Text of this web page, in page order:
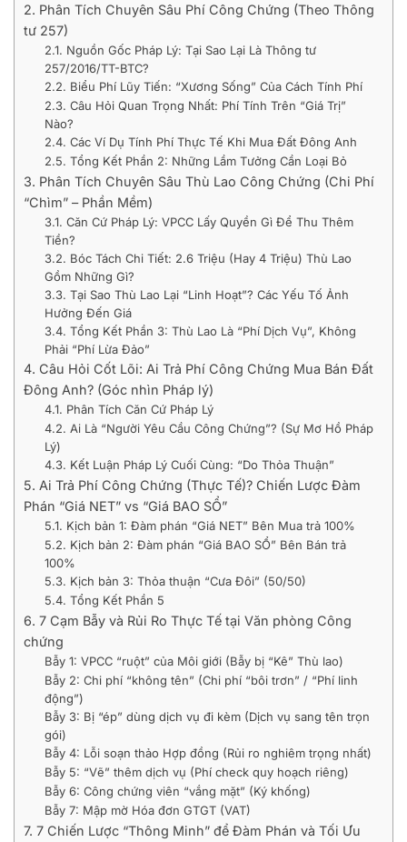
2. Phân Tích Chuyên Sâu Phí Công Chứng (Theo Thông
tư 257)
2.1. Nguồn Gốc Pháp Lý: Tại Sao Lại Là Thông tư
257/2016/TT-BTC?
2.2. Biểu Phí Lũy Tiến: “Xương Sống” Của Cách Tính Phí
2.3. Câu Hỏi Quan Trọng Nhất: Phí Tính Trên “Giá Trị”
Nào?
2.4. Các Ví Dụ Tính Phí Thực Tế Khi Mua Đất Đông Anh
2.5. Tổng Kết Phần 2: Những Lầm Tưởng Cần Loại Bỏ
3. Phân Tích Chuyên Sâu Thù Lao Công Chứng (Chi Phí
“Chìm” – Phần Mềm)
3.1. Căn Cứ Pháp Lý: VPCC Lấy Quyền Gì Để Thu Thêm
Tiền?
3.2. Bóc Tách Chi Tiết: 2.6 Triệu (Hay 4 Triệu) Thù Lao
Gồm Những Gì?
3.3. Tại Sao Thù Lao Lại “Linh Hoạt”? Các Yếu Tố Ảnh
Hưởng Đến Giá
3.4. Tổng Kết Phần 3: Thù Lao Là “Phí Dịch Vụ”, Không
Phải “Phí Lừa Đảo”
4. Câu Hỏi Cốt Lõi: Ai Trả Phí Công Chứng Mua Bán Đất
Đông Anh? (Góc nhìn Pháp lý)
4.1. Phân Tích Căn Cứ Pháp Lý
4.2. Ai Là “Người Yêu Cầu Công Chứng”? (Sự Mơ Hồ Pháp
Lý)
4.3. Kết Luận Pháp Lý Cuối Cùng: “Do Thỏa Thuận”
5. Ai Trả Phí Công Chứng (Thực Tế)? Chiến Lược Đàm
Phán “Giá NET” vs “Giá BAO SỔ”
5.1. Kịch bản 1: Đàm phán “Giá NET” Bên Mua trả 100%
5.2. Kịch bản 2: Đàm phán “Giá BAO SỔ” Bên Bán trả
100%
5.3. Kịch bản 3: Thỏa thuận “Cưa Đôi” (50/50)
5.4. Tổng Kết Phần 5
6. 7 Cạm Bẫy và Rủi Ro Thực Tế tại Văn phòng Công
chứng
Bẫy 1: VPCC “ruột” của Môi giới (Bẫy bị “Kê” Thù lao)
Bẫy 2: Chi phí “không tên” (Chi phí “bôi trơn” / “Phí linh
động”)
Bẫy 3: Bị “ép” dùng dịch vụ đi kèm (Dịch vụ sang tên trọn
gói)
Bẫy 4: Lỗi soạn thảo Hợp đồng (Rủi ro nghiêm trọng nhất)
Bẫy 5: “Vẽ” thêm dịch vụ (Phí check quy hoạch riêng)
Bẫy 6: Công chứng viên “vắng mặt” (Ký khống)
Bẫy 7: Mập mờ Hóa đơn GTGT (VAT)
7. 7 Chiến Lược “Thông Minh” để Đàm Phán và Tối Ưu